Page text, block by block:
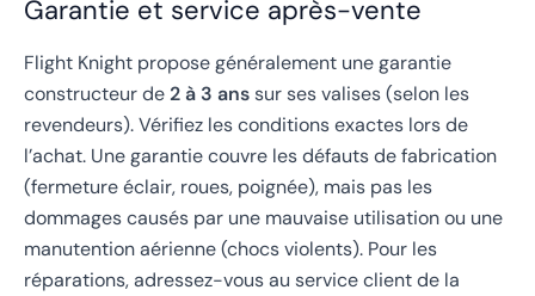
Garantie et service après-vente
Flight Knight propose généralement une garantie
constructeur de2 à 3 anssur ses valises (selon les
revendeurs). Vérifiez les conditions exactes lors de
l’achat. Une garantie couvre les défauts de fabrication
(fermeture éclair, roues, poignée), mais pas les
dommages causés par une mauvaise utilisation ou une
manutention aérienne (chocs violents). Pour les
réparations, adressez-vous au service client de la